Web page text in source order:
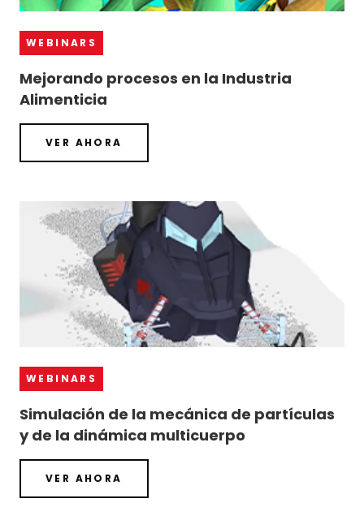
WEBINARS
Mejorando procesos en la Industria
Alimenticia
VER AHORA
WEBINARS
Simulación de la mecánica de partículas
y de la dinámica multicuerpo
VER AHORA